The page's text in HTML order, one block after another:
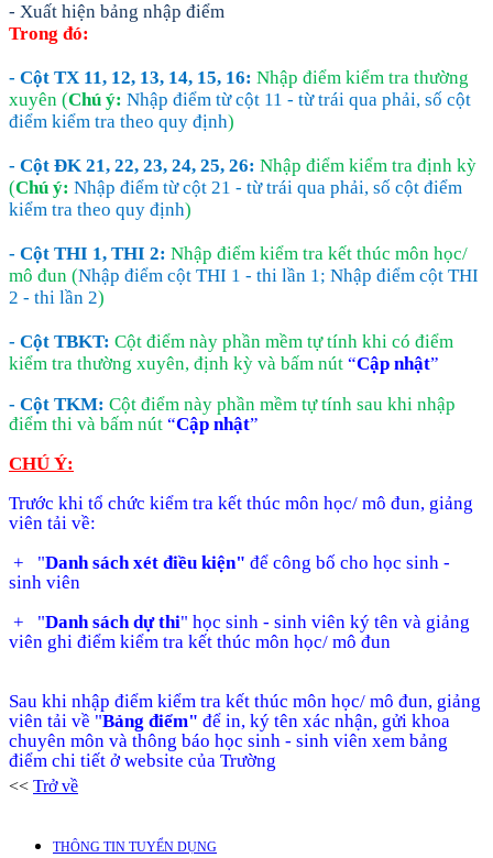
- Xuất hiện bảng nhập điểm
Trong đó:
- Cột TX 11, 12, 13, 14, 15, 16: Nhập điểm kiểm tra thường
xuyên (Chú ý: Nhập điểm từ cột 11 - từ trái qua phải, số cột
điểm kiểm tra theo quy định)
- Cột ĐK 21, 22, 23, 24, 25, 26: Nhập điểm kiểm tra định kỳ
(Chú ý: Nhập điểm từ cột 21 - từ trái qua phải, số cột điểm
kiểm tra theo quy định)
- Cột THI 1, THI 2: Nhập điểm kiểm tra kết thúc môn học/
mô đun (Nhập điểm cột THI 1 - thi lần 1; Nhập điểm cột THI
2 - thi lần 2)
- Cột TBKT: Cột điểm này phần mềm tự tính khi có điểm
kiểm tra thường xuyên, định kỳ và bấm nút “Cập nhật”
- Cột TKM: Cột điểm này phần mềm tự tính sau khi nhập
điểm thi và bấm nút “Cập nhật”
CHÚ Ý:
Trước khi tổ chức kiểm tra kết thúc môn học/ mô đun, giảng
viên tải về:
+ "Danh sách xét điều kiện" để công bố cho học sinh -
sinh viên
+ "Danh sách dự thi" học sinh - sinh viên ký tên và giảng
viên ghi điểm kiểm tra kết thúc môn học/ mô đun
Sau khi nhập điểm kiểm tra kết thúc môn học/ mô đun, giảng
viên tải về "Bảng điểm" để in, ký tên xác nhận, gửi khoa
chuyên môn và thông báo học sinh - sinh viên xem bảng
điểm chi tiết ở website của Trường
<< Trở về
THÔNG TIN TUYỂN DỤNG